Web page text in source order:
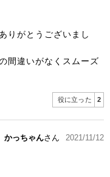
りがとうございまし
間違いがなくスムーズ
役に立った 2
かっちゃんさん 2021/11/12